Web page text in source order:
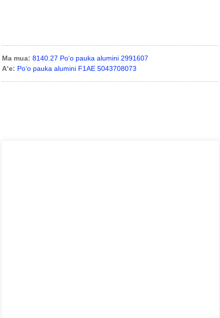
Ma mua: 8140.27 Poʻo pauka alumini 2991607
Aʻe: Poʻo pauka alumini F1AE 5043708073